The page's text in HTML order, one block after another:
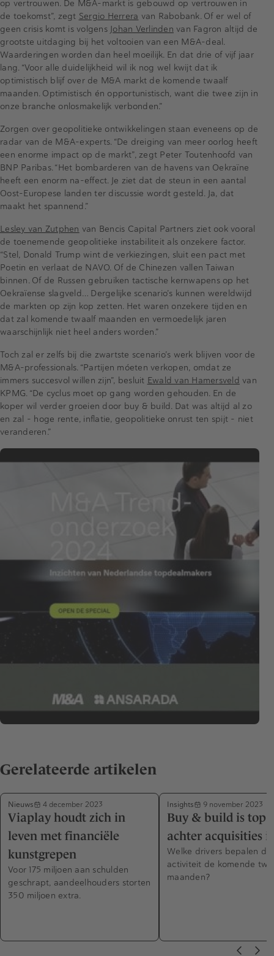
op vertrouwen. De M&A-markt is gebouwd op vertrouwen in
de toekomst”, zegt Sergio Herrera van Rabobank. Of er wel of
geen crisis komt is volgens Johan Verlinden van Fagron altijd de
grootste uitdaging bij het voltooien van een M&A-deal.
Waarderingen worden dan heel moeilijk. En dat drie of vijf jaar
lang. “Voor alle duidelijkheid wil ik nog wel kwijt dat ik
optimistisch blijf over de M&A markt de komende twaalf
maanden. Optimistisch én opportunistisch, want die twee zijn in
onze branche onlosmakelijk verbonden.”
Zorgen over geopolitieke ontwikkelingen staan eveneens op de
radar van de M&A-experts. “De dreiging van meer oorlog heeft
een enorme impact op de markt”, zegt Peter Toutenhoofd van
BNP Paribas. “Het bombarderen van de havens van Oekraïne
heeft een enorm na-effect. Je ziet dat de steun in een aantal
Oost-Europese landen ter discussie wordt gesteld. Ja, dat
maakt het spannend.”
Lesley van Zutphen van Bencis Capital Partners ziet ook vooral
de toenemende geopolitieke instabiliteit als onzekere factor.
“Stel, Donald Trump wint de verkiezingen, sluit een pact met
Poetin en verlaat de NAVO. Of de Chinezen vallen Taiwan
binnen. Of de Russen gebruiken tactische kernwapens op het
Oekraïense slagveld… Dergelijke scenario’s kunnen wereldwijd
de markten op zijn kop zetten. Het waren onzekere tijden en
dat zal komende twaalf maanden en vermoedelijk jaren
waarschijnlijk niet heel anders worden.”
Toch zal er zelfs bij die zwartste scenario’s werk blijven voor de
M&A-professionals. “Partijen móeten verkopen, omdat ze
immers succesvol willen zijn”, besluit Ewald van Hamersveld van
KPMG. “De cyclus moet op gang worden gehouden. En de
koper wil verder groeien door buy & build. Dat was altijd al zo
en zal – hoge rente, inflatie, geopolitieke onrust ten spijt – niet
veranderen.”
Gerelateerde artikelen
Nieuws 4 december 2023
Viaplay houdt zich in
leven met financiële
kunstgrepen
Voor 175 miljoen aan schulden
geschrapt, aandeelhouders storten
350 miljoen extra.
Insights 9 november 2023
Buy & build is top
achter acquisities
Welke drivers bepalen
activiteit de komende
maanden?